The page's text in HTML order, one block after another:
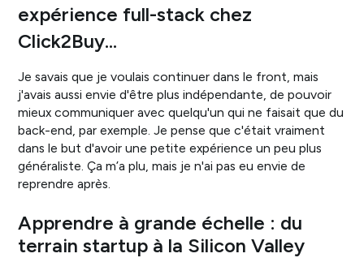
expérience full-stack chez
Click2Buy…
Je savais que je voulais continuer dans le front, mais
j'avais aussi envie d'être plus indépendante, de pouvoir
mieux communiquer avec quelqu'un qui ne faisait que du
back-end, par exemple. Je pense que c'était vraiment
dans le but d'avoir une petite expérience un peu plus
généraliste. Ça m’a plu, mais je n'ai pas eu envie de
reprendre après.
Apprendre à grande échelle : du
terrain startup à la Silicon Valley